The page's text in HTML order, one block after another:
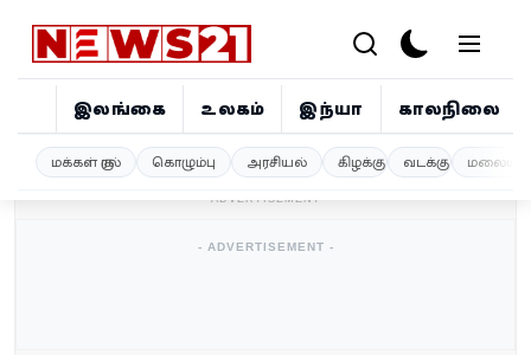
இலங்கை உலகம் இந்தியா காலநிலை
மக்கள் குரல் கொழும்பு அரசியல் கிழக்கு வடக்கு
இலங்கை
- ADVERTISEMENT -
- ADVERTISEMENT -